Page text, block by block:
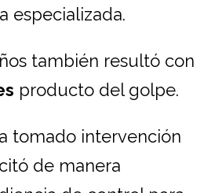
especializada.
también resultó con
producto del golpe.
tomado intervención
de manera